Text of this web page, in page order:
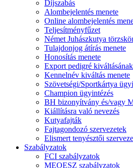
Díjszabás
Alombejelentés menete
Online alombejelentés
Teljesítményfűzet
Német Juhászkutya
Tulajdonjog átírás menete
Honosítás menete
Export pedigré
Kennelnév kiváltás menete
Szövetségi/Sportkártya
Champion ügyintézés
BH bizonyítvány és/vagy
Kiállításra való nevezés
Kutyafajták
Fajtagondozó szervezetek
Elismert tenyésztői
Szabályzatok
FCI szabályzatok
MEOESZ szabályzatok